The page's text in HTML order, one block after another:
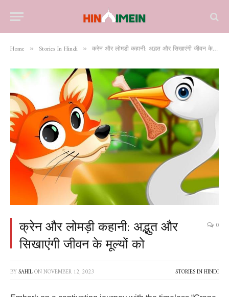
Home » Stories In Hindi » क्रेन और लोमड़ी कहानी: अद्भुत और सिखाएंगी जीवन के मूल्यों को
क्रेन और लोमड़ी कहानी: अद्भुत और
सिखाएंगी जीवन के मूल्यों को
0
BYSAHILONNOVEMBER 12, 2023 STORIES IN HINDI